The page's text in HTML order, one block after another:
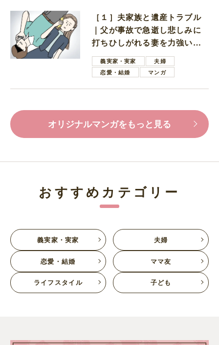
［１］夫家族と遺産トラブル
｜父が事故で急逝し悲しみに
打ちひしがれる妻を力強い言
葉で励ます夫
義実家・実家
夫婦
恋愛・結婚
マンガ
オリジナルマンガをもっと見る
おすすめカテゴリー
義実家・実家 夫婦
恋愛・結婚 ママ友
ライフスタイル 子ども